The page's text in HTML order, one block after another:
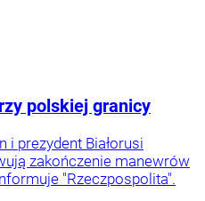
polskiej granicy
i prezydent Białorusi
zakończenie manewrów
"Rzeczpospolita".